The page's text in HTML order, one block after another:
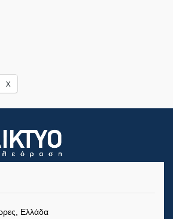
X
Ελλάδα